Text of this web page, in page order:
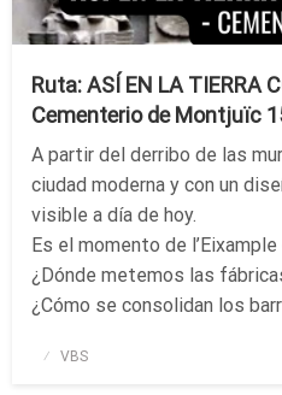
Ruta: ASÍ EN LA TIERRA
Cementerio de Montjuïc
A partir del derribo de las
ciudad moderna y con un
visible a día de hoy.
Es el momento de
¿Dónde metemos las
¿Cómo se consolidan los
Publicado
VBS